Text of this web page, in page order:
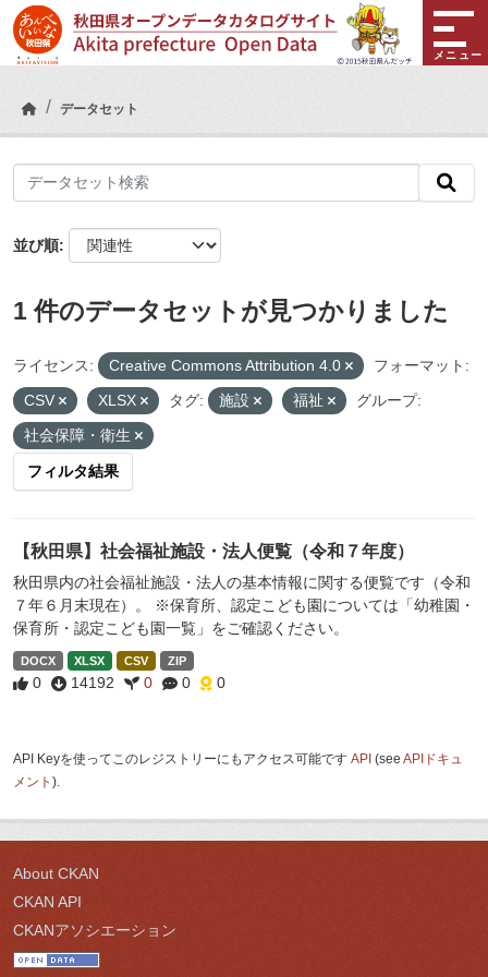
Skip to main content
メニュー
データセット
並び順
1 件のデータセットが見つかりました
ライセンス: Creative Commons Attribution 4.0
フォーマット:
CSV
XLSX タグ: 施設 福祉
グループ:
社会保障・衛生
フィルタ結果
【秋田県】社会福祉施設・法人便覧（令和７年度）
秋田県内の社会福祉施設・法人の基本情報に関する便覧です（令和
７年６月末現在）。 ※保育所、認定こども園については「幼稚園・
保育所・認定こども園一覧」をご確認ください。
DOCX XLSX CSV ZIP
0 14192 0 0 0
API Keyを使ってこのレジストリーにもアクセス可能です API (see APIドキュ
メント ).
About CKAN
CKAN API
CKANアソシエーション